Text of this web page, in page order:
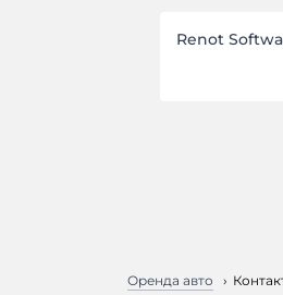
Renot
Оренда авто